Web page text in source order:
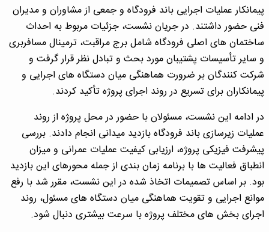
پیمانکار عملیات اجرایی باند فرودگاه و جمعی از مشاوران و مدیران
فنی حضور داشتند. در جریان نشست، جزئیات مربوط به احداث
ساختمان های اصلی فرودگاه شامل برج مراقبت، ترمینال مسافربری
و سایر تأسیسات پشتیبان مورد بحث و تبادل نظر قرار گرفت و
شرکت کنندگان بر ضرورت هماهنگی میان دستگاه های اجرایی و
پیمانکاران برای تسریع در روند اجرای پروژه تأکید کردند.
در ادامه این نشست، مسئولان با حضور در محل پروژه از روند
عملیات زیرسازی باند فرودگاه بازدید میدانی انجام دادند. بررسی
پیشرفت فیزیکی پروژه، ارزیابی کیفیت عملیات عمرانی و میزان
انطباق فعالیت ها با برنامه زمان بندی از جمله محورهای این بازدید
بود. بر اساس تصمیمات اتخاذ شده در این نشست، مقرر شد با رفع
موانع اجرایی و تقویت هماهنگی میان دستگاه های مسئول، روند
اجرای بخش های مختلف پروژه با سرعت بیشتری دنبال شود.